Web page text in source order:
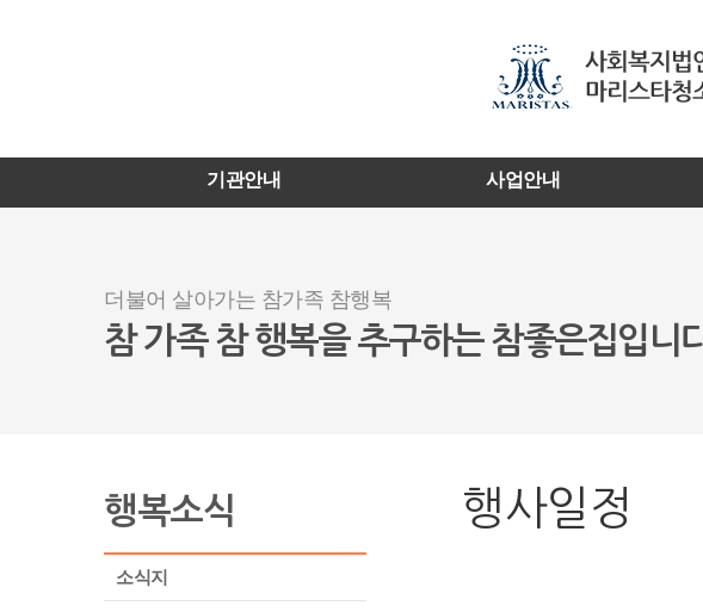
기관안내 사업안내
더불어 살아가는 참가족 참행복
참 가족 참 행복을 추구하는 참좋은집입니
행복소식
소식지
행사일정